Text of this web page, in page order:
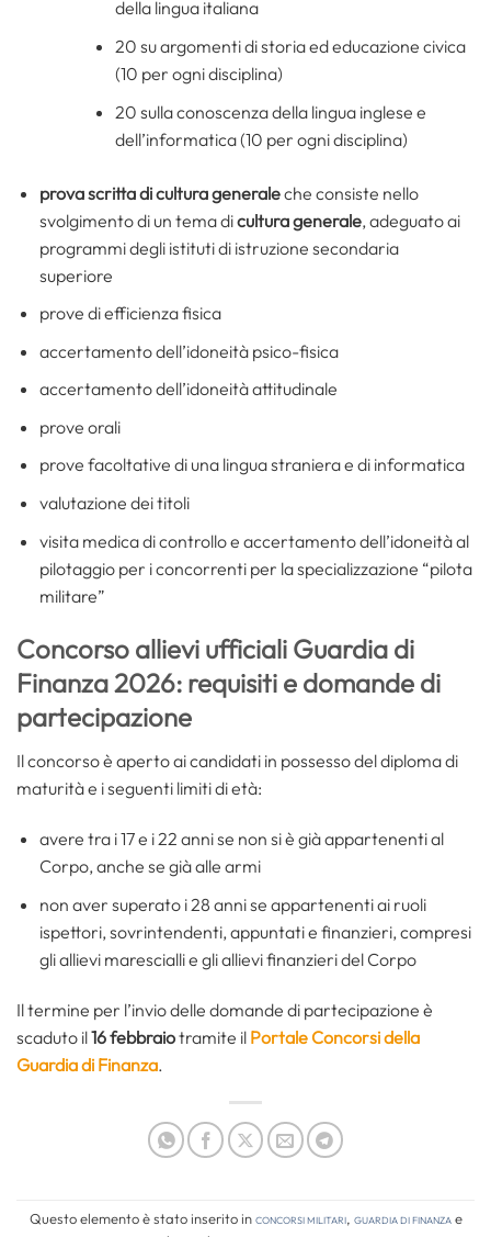
della lingua italiana
20 su argomenti di storia ed educazione civica
(10 per ogni disciplina)
20 sulla conoscenza della lingua inglese e
dell’informatica (10 per ogni disciplina)
prova scritta di cultura generaleche consiste nello
svolgimento di un tema dicultura generale, adeguato ai
programmi degli istituti di istruzione secondaria
superiore
prove di efficienza fisica
accertamento dell’idoneità psico-fisica
accertamento dell’idoneità attitudinale
prove orali
prove facoltative di una lingua straniera e di informatica
valutazione dei titoli
visita medica di controllo e accertamento dell’idoneità al
pilotaggio per i concorrenti per la specializzazione “pilota
militare”
Concorso allievi ufficiali Guardia di
Finanza 2026: requisiti e domande di
partecipazione
Il concorso è aperto ai candidati in possesso del diploma di
maturità e i seguenti limiti di età:
avere tra i 17 e i 22 anni se non si è già appartenenti al
Corpo, anche se già alle armi
non aver superato i 28 anni se appartenenti ai ruoli
ispettori, sovrintendenti, appuntati e finanzieri, compresi
gli allievi marescialli e gli allievi finanzieri del Corpo
Il termine per l’invio delle domande di partecipazione è
scaduto il16 febbraiotramite il Portale Concorsi della
Guardia di Finanza.
Questo elemento è stato inserito inConcorsi Militari, Guardia di Finanzae